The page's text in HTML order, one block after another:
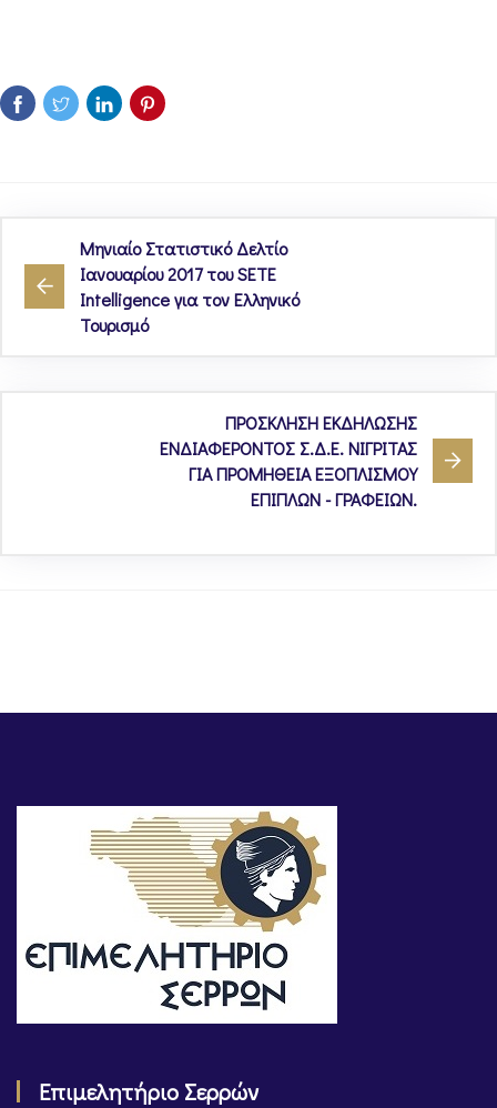
Μηνιαίο Στατιστικό Δελτίο
Ιανουαρίου 2017 του SETE
Intelligence για τον Ελληνικό
Τουρισμό
ΠΡΟΣΚΛΗΣΗ ΕΚΔΗΛΩΣΗΣ
ΕΝΔΙΑΦΕΡΟΝΤΟΣ Σ.Δ.Ε. ΝΙΓΡΙΤΑΣ
ΓΙΑ ΠΡΟΜΗΘΕΙΑ ΕΞΟΠΛΙΣΜΟΥ
ΕΠΙΠΛΩΝ - ΓΡΑΦΕΙΩΝ.
Επιμελητήριο Σερρών